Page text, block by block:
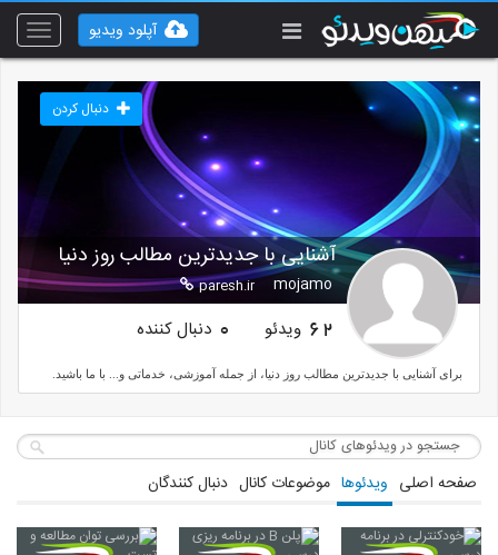
Toggle
آپلود ویدیو
آشنایی با جدیدترین مطالب روز دنیا
mojamo
paresh.ir
دنبال کردن
62 ویدئو 0 دنبال کننده
برای آشنایی با جدیدترین مطالب روز دنیا، از جمله آموزشی، خدماتی و... با ما باشید.
صفحه اصلی ویدئوها موضوعات کانال دنبال کنندگان